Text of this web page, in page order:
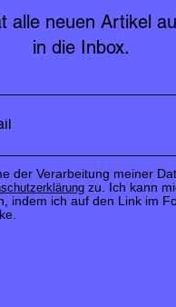
alle neuen Artikel
in die Inbox.
der Verarbeitung meiner
zu. Ich kann
indem ich auf den Link im